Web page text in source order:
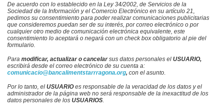
De acuerdo con lo establecido en la Ley 34/2002, de Servicios de la
Sociedad de la Información y el Comercio Electrónico en su artículo 21,
pedimos su consentimiento para poder realizar comunicaciones publicitarias
que consideremos puedan ser de su interés, por correo electrónico o por
cualquier otro medio de comunicación electrónica equivalente, este
consentimiento lo aceptará o negará con un check box obligatorio al pie del
formulario.
Para modificar, actualizar o cancelarsus datos personales el USUARIO,
escribirá desde el correo electrónico de su cuenta a:
comunicacio@bancalimentstarrragona.org, con el asunto.
Por lo tanto, el USUARIO es responsable de la veracidad de los datos y el
administrador de la página web no será responsable de la inexactitud de los
datos personales de los USUARIOS